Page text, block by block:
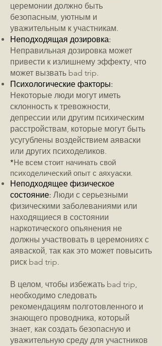
церемонии должно быть
безопасным, уютным и
уважительным к участникам.
Неподходящая дозировка:
Неправильная дозировка может
привести к излишнему эффекту, что
может вызвать bad trip.
Психологические факторы:
Некоторые люди могут иметь
склонность к тревожности,
депрессии или другим психическим
расстройствам, которые могут быть
усугублены воздействием аяваски
или других психоделиков.
*Не всем стоит начинать свой
психоделический опыт с аяхуаски.
Неподходящее физическое
состояние: Люди с серьезными
физическими заболеваниями или
находящиеся в состоянии
наркотического опьянения не
должны участвовать в церемониях с
аяваской, так как это может повысить
риск bad trip.
В целом, чтобы избежать bad trip,
необходимо следовать
рекомендациям полготовленного и
знающего проводника, который
знает, как создать безопасную и
уважительную среду для участников